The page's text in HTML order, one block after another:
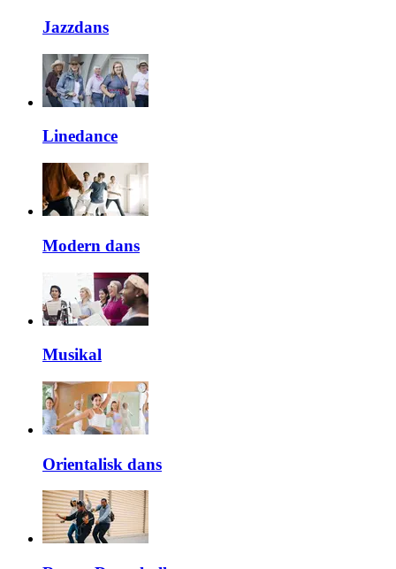
Jazzdans
Linedance
Modern dans
Musikal
Orientalisk dans